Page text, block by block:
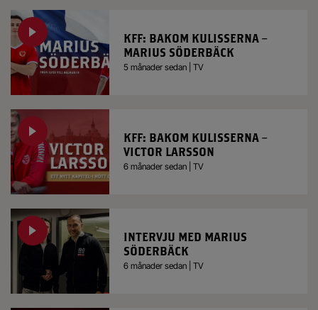
KFF: BAKOM KULISSERNA –
MARIUS SÖDERBÄCK
5 månader sedan | TV
KFF: BAKOM KULISSERNA –
VICTOR LARSSON
6 månader sedan | TV
INTERVJU MED MARIUS
SÖDERBÄCK
6 månader sedan | TV